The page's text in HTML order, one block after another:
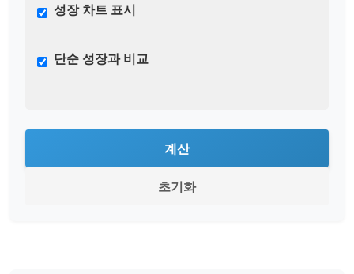
성장 차트 표시
단순 성장과 비교
계산
초기화